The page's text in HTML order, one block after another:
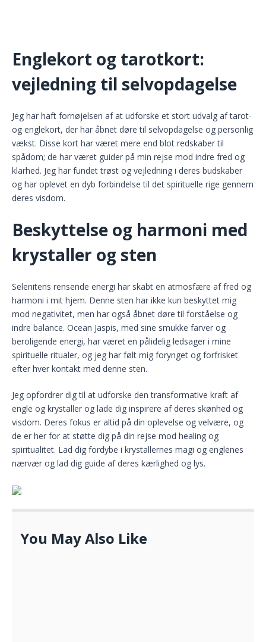
Englekort og tarotkort:
vejledning til selvopdagelse
Jeg har haft fornøjelsen af at udforske et stort udvalg af tarot-
og englekort, der har åbnet døre til selvopdagelse og personlig
vækst. Disse kort har været mere end blot redskaber til
spådom; de har været guider på min rejse mod indre fred og
klarhed. Jeg har fundet trøst og vejledning i deres budskaber
og har oplevet en dyb forbindelse til det spirituelle rige gennem
deres visdom.
Beskyttelse og harmoni med
krystaller og sten
Selenitens rensende energi har skabt en atmosfære af fred og
harmoni i mit hjem. Denne sten har ikke kun beskyttet mig
mod negativitet, men har også åbnet døre til forståelse og
indre balance. Ocean Jaspis, med sine smukke farver og
beroligende energi, har været en pålidelig ledsager i mine
spirituelle ritualer, og jeg har følt mig forynget og forfrisket
efter hver kontakt med denne sten.
Jeg opfordrer dig til at udforske den transformative kraft af
engle og krystaller og lade dig inspirere af deres skønhed og
visdom. Deres fokus er altid på din oplevelse og velvære, og
de er her for at støtte dig på din rejse mod healing og
spiritualitet. Lad dig fordybe i krystallernes magi og englenes
nærvær og lad dig guide af deres kærlighed og lys.
You May Also Like